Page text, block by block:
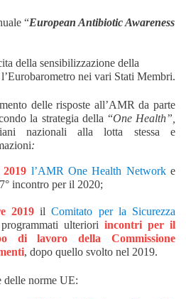
“European Antibiotic Awareness
della sensibilizzazione della
nei vari Stati Membri.
delle risposte all’AMR da parte
la strategia della “One Health”,
nazionali alla lotta stessa e
:
l’AMR One Health Network e
incontro per il 2020;
2019ilComitato per la Sicurezza
programmati ulteriori incontri per il
di lavoro della Commissione
, dopo quello svolto nel 2019.
delle norme UE: